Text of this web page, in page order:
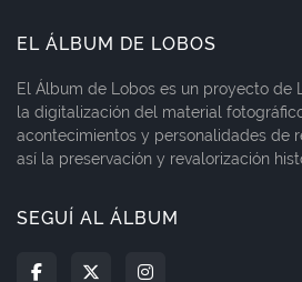
EL ÁLBUM DE LOBOS
El Álbum de Lobos es un proyecto de
la digitalización del material
acontecimientos y personalidades de
así la preservación y revalorización
SEGUÍ AL ÁLBUM